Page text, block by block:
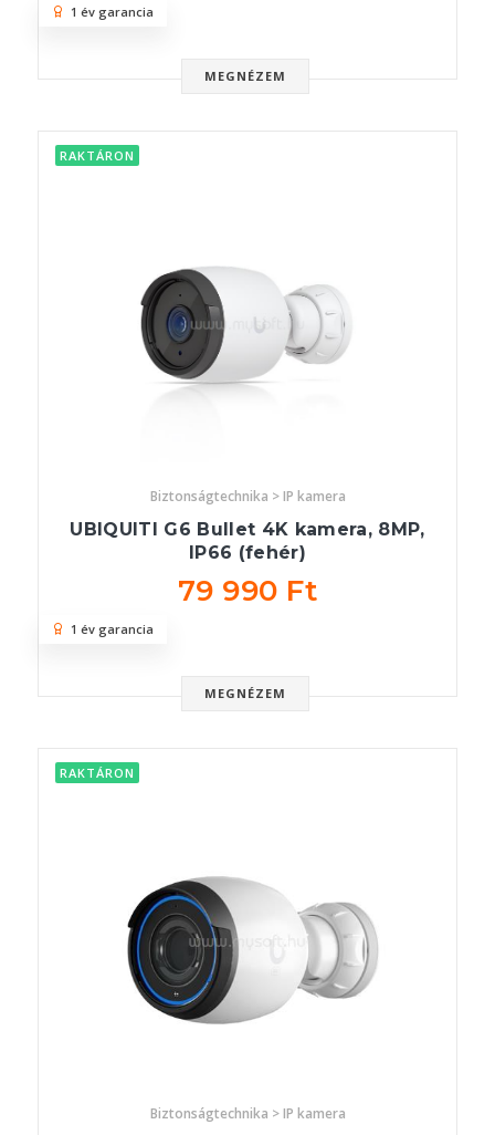
MEGNÉZEM
1 év garancia
RAKTÁRON
Biztonságtechnika > IP kamera
UBIQUITI G6 Bullet 4K kamera, 8MP,
IP66 (fehér)
79 990 Ft
MEGNÉZEM
1 év garancia
RAKTÁRON
Biztonságtechnika > IP kamera